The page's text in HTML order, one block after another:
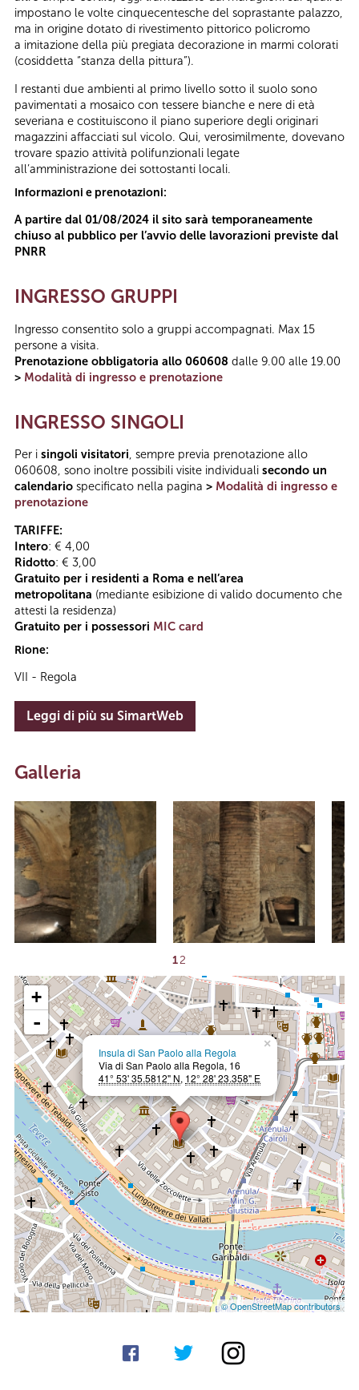
impostano le volte cinquecentesche del soprastante palazzo,
ma in origine dotato di rivestimento pittorico policromo
a imitazione della più pregiata decorazione in marmi colorati
(cosiddetta “stanza della pittura”).
I restanti due ambienti al primo livello sotto il suolo sono
pavimentati a mosaico con tessere bianche e nere di età
severiana e costituiscono il piano superiore degli originari
magazzini affacciati sul vicolo. Qui, verosimilmente, dovevano
trovare spazio attività polifunzionali legate
all’amministrazione dei sottostanti locali.
Informazioni e prenotazioni:
A partire dal 01/08/2024 il sito sarà temporaneamente
chiuso al pubblico per l’avvio delle lavorazioni previste dal
PNRR
INGRESSO GRUPPI
Ingresso consentito solo a gruppi accompagnati. Max 15
persone a visita.
Prenotazione obbligatoria allo 060608 dalle 9.00 alle 19.00
> Modalità di ingresso e prenotazione
INGRESSO SINGOLI
Per i singoli visitatori, sempre previa prenotazione allo
060608, sono inoltre possibili visite individuali secondo un
calendario specificato nella pagina > Modalità di ingresso e
prenotazione
TARIFFE:
Intero: € 4,00
Ridotto: € 3,00
Gratuito per i residenti a Roma e nell’area
metropolitana (mediante esibizione di valido documento che
attesti la residenza)
Gratuito per i possessori MIC card
Rione:
VII - Regola
Leggi di più su SimartWeb
Galleria
12
×
Insula di San Paolo alla Regola
Via di San Paolo alla Regola, 16
41° 53' 35.5812" N, 12° 28' 23.358" E
+
-
© OpenStreetMap contributors